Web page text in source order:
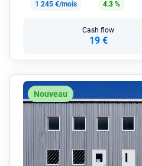
1 245 €/mois
4.3 %
Cash flow
19 €
Nouveau